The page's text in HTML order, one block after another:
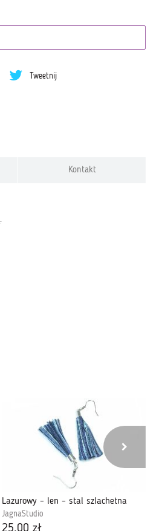
Tweetnij
Kontakt
Lazurowy – len – stal szlachetna
JagnaStudio